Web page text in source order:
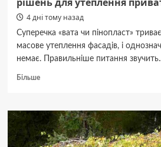
4 дні тому назад
Суперечка «вата чи пінопласт» триває
масове утеплення фасадів, і
немає. Правильніше питання
БільшеДокладніше
вата
пінополістирол:
ТОП-7